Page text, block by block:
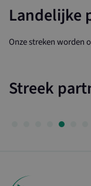
Landelijke
Onze streken worden
Streek